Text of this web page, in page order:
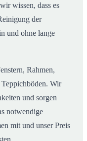
wissen, dass es
der
und ohne lange
Rahmen,
Wir
und sorgen
notwendige
mit und unser Preis